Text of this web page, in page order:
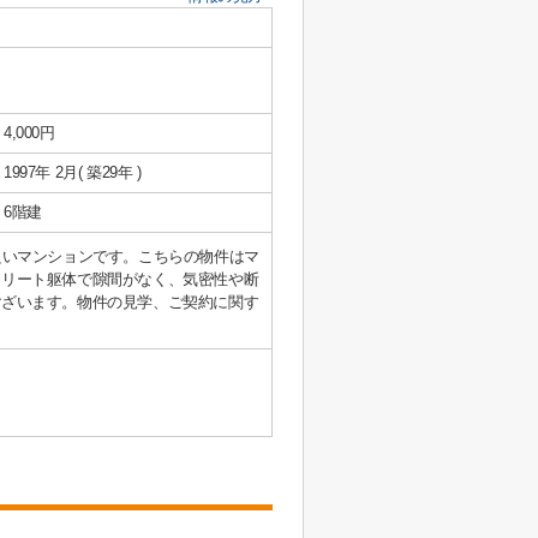
4,000円
1997年 2月( 築29年 )
6階建
マンションです。こちらの物件はマ
ート躯体で隙間がなく、気密性や断
います。物件の見学、ご契約に関す